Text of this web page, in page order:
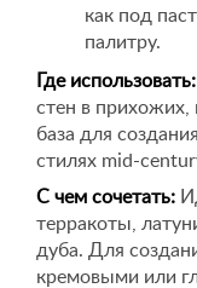
как под
палитру.
Где использовать:
стен в прихожих,
база для
стилях mid-
С чем сочетать:
терракоты,
дуба. Для
кремовыми или